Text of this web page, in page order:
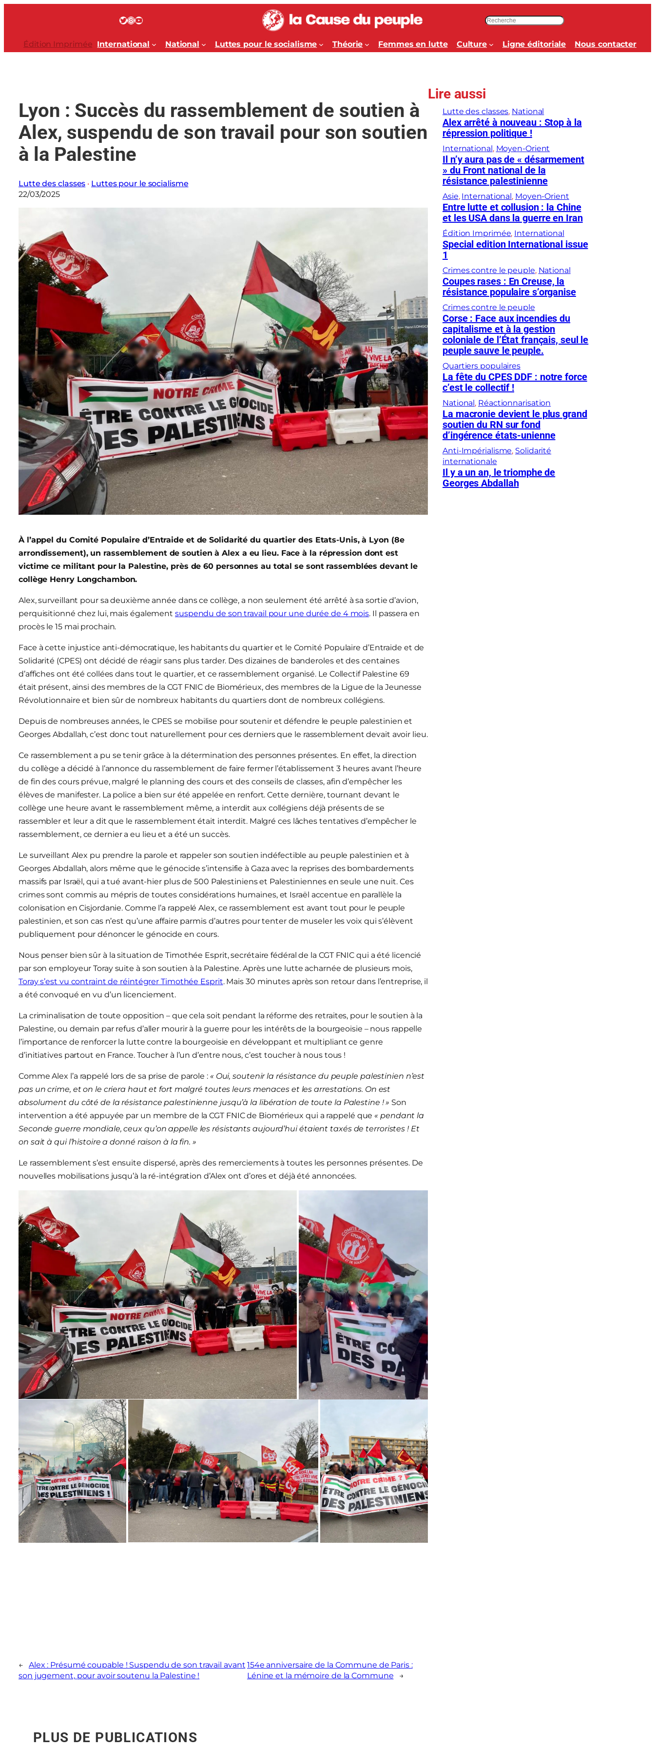
Twitter InstagramYouTube
c
h
h
r
Édition Imprimée International National Luttes pour le socialisme Théorie Femmes en lutte Culture Ligne éditoriale Nous contacter
Lyon : Succès du rassemblement de soutien à
Alex, suspendu de son travail pour son soutien
à la Palestine
Lutte des classes · Luttes pour le socialisme
22/03/2025
À l’appel du Comité Populaire d’Entraide et de Solidarité du quartier des Etats-Unis, à Lyon (8e
arrondissement), un rassemblement de soutien à Alex a eu lieu. Face à la répression dont est
victime ce militant pour la Palestine, près de 60 personnes au total se sont rassemblées devant le
collège Henry Longchambon.
Alex, surveillant pour sa deuxième année dans ce collège, a non seulement été arrêté à sa sortie d’avion,
perquisitionné chez lui, mais également suspendu de son travail pour une durée de 4 mois. Il passera en
procès le 15 mai prochain.
Face à cette injustice anti-démocratique, les habitants du quartier et le Comité Populaire d’Entraide et de
Solidarité (CPES) ont décidé de réagir sans plus tarder. Des dizaines de banderoles et des centaines
d’affiches ont été collées dans tout le quartier, et ce rassemblement organisé. Le Collectif Palestine 69
était présent, ainsi des membres de la CGT FNIC de Biomérieux, des membres de la Ligue de la Jeunesse
Révolutionnaire et bien sûr de nombreux habitants du quartiers dont de nombreux collégiens.
Depuis de nombreuses années, le CPES se mobilise pour soutenir et défendre le peuple palestinien et
Georges Abdallah, c’est donc tout naturellement pour ces derniers que le rassemblement devait avoir lieu.
Ce rassemblement a pu se tenir grâce à la détermination des personnes présentes. En effet, la direction
du collège a décidé à l’annonce du rassemblement de faire fermer l’établissement 3 heures avant l’heure
de fin des cours prévue, malgré le planning des cours et des conseils de classes, afin d’empêcher les
élèves de manifester. La police a bien sur été appelée en renfort. Cette dernière, tournant devant le
collège une heure avant le rassemblement même, a interdit aux collégiens déjà présents de se
rassembler et leur a dit que le rassemblement était interdit. Malgré ces lâches tentatives d’empêcher le
rassemblement, ce dernier a eu lieu et a été un succès.
Le surveillant Alex pu prendre la parole et rappeler son soutien indéfectible au peuple palestinien et à
Georges Abdallah, alors même que le génocide s’intensifie à Gaza avec la reprises des bombardements
massifs par Israël, qui a tué avant-hier plus de 500 Palestiniens et Palestiniennes en seule une nuit. Ces
crimes sont commis au mépris de toutes considérations humaines, et Israël accentue en parallèle la
colonisation en Cisjordanie. Comme l’a rappelé Alex, ce rassemblement est avant tout pour le peuple
palestinien, et son cas n’est qu’une affaire parmis d’autres pour tenter de museler les voix qui s’élèvent
publiquement pour dénoncer le génocide en cours.
Nous penser bien sûr à la situation de Timothée Esprit, secrétaire fédéral de la CGT FNIC qui a été licencié
par son employeur Toray suite à son soutien à la Palestine. Après une lutte acharnée de plusieurs mois,
Toray s’est vu contraint de réintégrer Timothée Esprit. Mais 30 minutes après son retour dans l’entreprise, il
a été convoqué en vu d’un licenciement.
La criminalisation de toute opposition – que cela soit pendant la réforme des retraites, pour le soutien à la
Palestine, ou demain par refus d’aller mourir à la guerre pour les intérêts de la bourgeoisie – nous rappelle
l’importance de renforcer la lutte contre la bourgeoisie en développant et multipliant ce genre
d’initiatives partout en France. Toucher à l’un d’entre nous, c’est toucher à nous tous !
Comme Alex l’a rappelé lors de sa prise de parole : « Oui, soutenir la résistance du peuple palestinien n’est
pas un crime, et on le criera haut et fort malgré toutes leurs menaces et les arrestations. On est
absolument du côté de la résistance palestinienne jusqu’à la libération de toute la Palestine ! » Son
intervention a été appuyée par un membre de la CGT FNIC de Biomérieux qui a rappelé que « pendant la
Seconde guerre mondiale, ceux qu’on appelle les résistants aujourd’hui étaient taxés de terroristes ! Et
on sait à qui l’histoire a donné raison à la fin. »
Le rassemblement s’est ensuite dispersé, après des remerciements à toutes les personnes présentes. De
nouvelles mobilisations jusqu’à la ré-intégration d’Alex ont d’ores et déjà été annoncées.
←
Alex : Présumé coupable ! Suspendu de son travail avant
son jugement, pour avoir soutenu la Palestine !
154e anniversaire de la Commune de Paris :
Lénine et la mémoire de la Commune
→
Lire aussi
Lutte des classes, National
Alex arrêté à nouveau : Stop à la
répression politique !
International, Moyen-Orient
Il n’y aura pas de « désarmement
» du Front national de la
résistance palestinienne
Asie, International, Moyen-Orient
Entre lutte et collusion : la Chine
et les USA dans la guerre en Iran
Édition Imprimée, International
Special edition International issue
1
Crimes contre le peuple, National
Coupes rases : En Creuse, la
résistance populaire s’organise
Crimes contre le peuple
Corse : Face aux incendies du
capitalisme et à la gestion
coloniale de l’État français, seul le
peuple sauve le peuple.
Quartiers populaires
La fête du CPES DDF : notre force
c’est le collectif !
National, Réactionnarisation
La macronie devient le plus grand
soutien du RN sur fond
d’ingérence états-unienne
Anti-Impérialisme, Solidarité
internationale
Il y a un an, le triomphe de
Georges Abdallah
PLUS DE PUBLICATIONS